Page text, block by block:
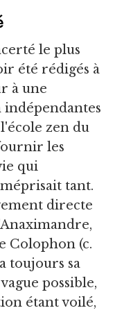
le plus
été rédigés à
à une
zen du
les
qui
tant.
directe
Colophon (c.
toujours sa
possible,
étant voilé,